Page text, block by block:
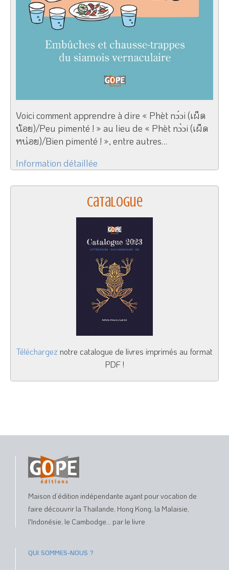
Voici comment apprendre à dire « Phèt nɔ́ɔi (เผ็ด
น้อย)/Peu pimenté ! » au lieu de « Phèt nɔ̀ɔi (เผ็ด
หน่อย)/Bien pimenté ! », entre autres…
Information détaillée
Catalogue
Téléchargez notre catalogue de livres imprimés au format
PDF !
Maison d’édition indépendante ayant pour vocation de
faire découvrir la Thaïlande, Hong Kong, la Malaisie,
l'Indonésie, le Cambodge... par le livre
QUI SOMMES-NOUS ?